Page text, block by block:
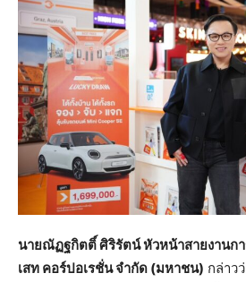
นายณัฏฐกิตติ์ ศิริรัตน์ หัวหน้าสายงานก
เสท คอร์ปอเรชั่น จำกัด (มหาชน) กล่าว